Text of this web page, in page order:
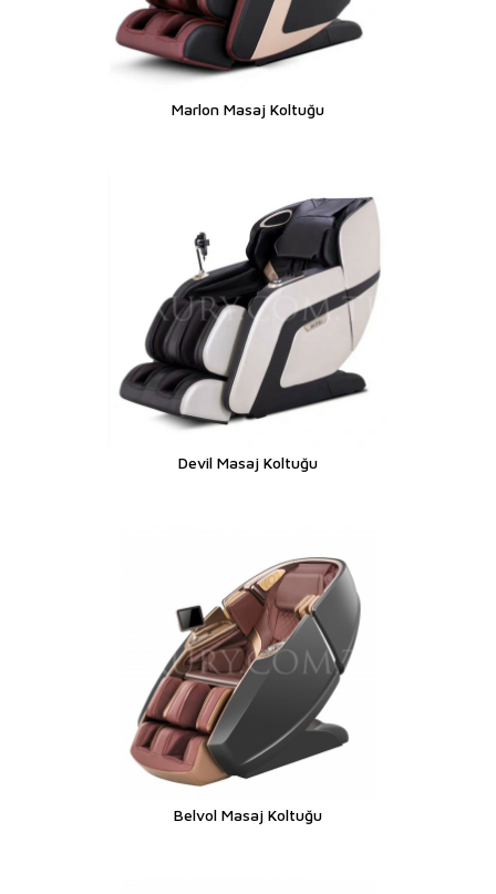
Marlon Masaj Koltuğu
Devil Masaj Koltuğu
Belvol Masaj Koltuğu